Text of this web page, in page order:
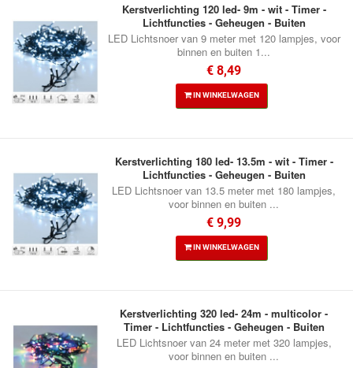
Kerstverlichting 120 led- 9m - wit - Timer -
Lichtfuncties - Geheugen - Buiten
LED Lichtsnoer van 9 meter met 120 lampjes, voor
binnen en buiten 1...
€ 8,49
IN WINKELWAGEN
Kerstverlichting 180 led- 13.5m - wit - Timer -
Lichtfuncties - Geheugen - Buiten
LED Lichtsnoer van 13.5 meter met 180 lampjes,
voor binnen en buiten ...
€ 9,99
IN WINKELWAGEN
Kerstverlichting 320 led- 24m - multicolor -
Timer - Lichtfuncties - Geheugen - Buiten
LED Lichtsnoer van 24 meter met 320 lampjes,
voor binnen en buiten ...